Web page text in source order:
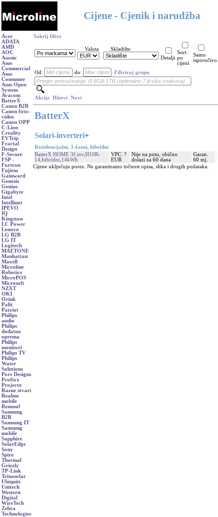
Cijene - Cjenik i narudžba
Acer
ADATA
AMD
AOC
Asonic
Asus
Commercial
Asus
Consumer
Asus Open
System
Avacom
BatterX
Canon B2B
Canon foto-
video
Canon OPP
C-Lion
Creality
EVTrip
Fractal
Design
F-Secure
FSP -
Fortron
Fujitsu
Gainward
Genesis
Genius
Gigabyte
Intel
Intellinet
IPEVO
IQ
Kingston
LC Power
Lenovo
LG B2B
LG IT
Logitech
MAETONE
Manhattan
Maxell
Microline
Robotics
MicroPOS
Microsoft
NZXT
OKI
Orink
Palit
Patriot
Philips
audio
Philips
dodatna
oprema
Philips
monitori
Philips TV
Philips
Water
Solutions
Port Designs
Profixx
Projecto
Razne stvari
Realme
mobile
Renusol
Samsung
B2B
Samsung IT
Samsung
mobile
Sapphire
SolarEdge
Sony
Spire
Thermal
Grizzly
TP-Link
Trinasolar
Ubiquiti
Unitech
Western
Digital
WireTech
Zebra
Technologies
Sakrij filtre
Valuta
Skladište
Detalji
Sort.
po
cijeni
Samo
isporučivo
Od: do: Filtriraj grupu
Akcije Hitovi Novi
BatterX
Solari-inverteri+
Rezidencijalni, 3-fazni, hibridni
BatterX HOME 3f.inv,H10R-
14,hibridni,14kWh
VPC: ?
EUR
Nije na putu, obično
dolazi za 60 dana
Garan.
60 mj.
Cijene uključuju porez. Ne garantiramo točnost opisa, slika i drugih podataka.